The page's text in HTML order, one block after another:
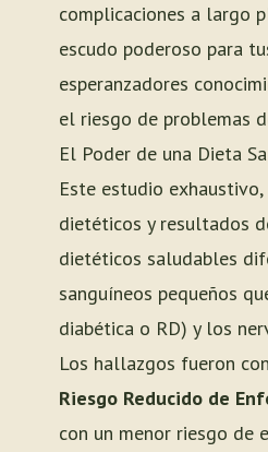
complicaciones a largo
escudo poderoso para
esperanzadores
el riesgo de problemas
El Poder de una Dieta
Este estudio
dietéticos y resultados
dietéticos saludables
sanguíneos pequeños
diabética o RD) y los
Los hallazgos fueron
Riesgo Reducido de
con un menor riesgo de